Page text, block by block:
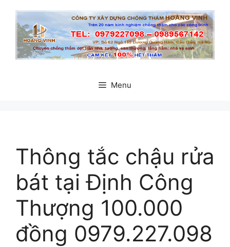
dung
Menu
Thông tắc chậu rửa
bát tại Định Công
Thượng 100.000
đồng 0979.227.098